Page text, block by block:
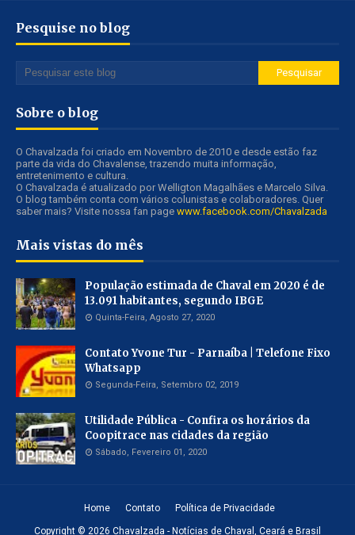
Pesquise no blog
Sobre o blog
O Chavalzada foi criado em Novembro de 2010 e desde estão faz
parte da vida do Chavalense, trazendo muita informação,
entretenimento e cultura.
O Chavalzada é atualizado por Welligton Magalhães e Marcelo Silva.
O blog também conta com vários colunistas e colaboradores. Quer
saber mais? Visite nossa fan page www.facebook.com/Chavalzada
Mais vistas do mês
População estimada de Chaval em 2020 é de
13.091 habitantes, segundo IBGE
Quinta-Feira, Agosto 27, 2020
Contato Yvone Tur - Parnaíba | Telefone Fixo
Whatsapp
Segunda-Feira, Setembro 02, 2019
Utilidade Pública - Confira os horários da
Coopitrace nas cidades da região
Sábado, Fevereiro 01, 2020
Home Contato Política de Privacidade
Copyright © 2026 Chavalzada - Notícias de Chaval, Ceará e Brasil